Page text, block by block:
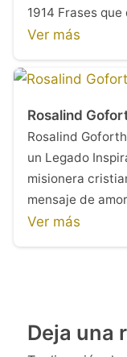
1914 Frases
Ver más
Rosalind
Rosalind
un Legado
misionera
mensaje de
Ver más
Deja una